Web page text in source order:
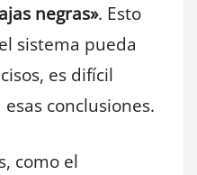
negras». Esto
sistema pueda
es difícil
conclusiones.
como el